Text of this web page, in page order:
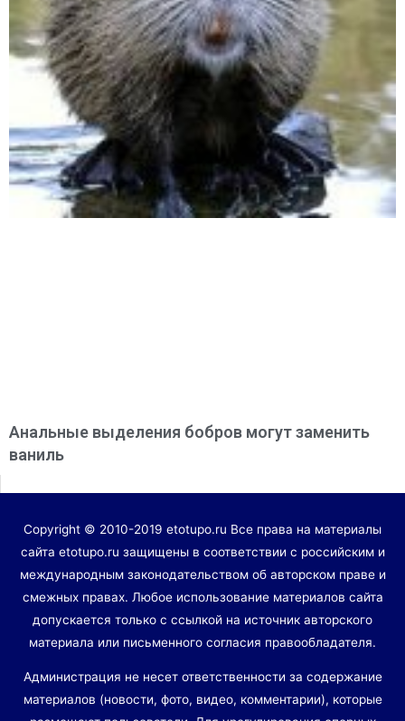
Анальные выделения бобров могут заменить
ваниль
Copyright © 2010-2019 etotupo.ru Все права на материалы
сайта etotupo.ru защищены в соответствии с российским и
международным законодательством об авторском праве и
смежных правах. Любое использование материалов сайта
допускается только с ссылкой на источник авторского
материала или письменного согласия правообладателя.
Администрация не несет ответственности за содержание
материалов (новости, фото, видео, комментарии), которые